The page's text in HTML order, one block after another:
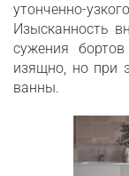
утонченно-
Изысканность
сужения
изящно, но при
ванны.